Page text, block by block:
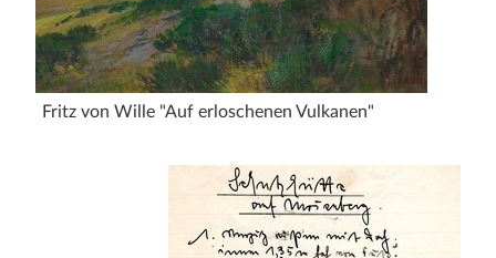
Fritz von Wille "Auf erloschenen Vulkanen"